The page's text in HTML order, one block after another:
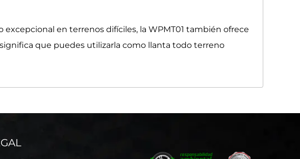
en terrenos difíciles, la WPMT01 también ofrece
que puedes utilizarla como llanta todo terreno